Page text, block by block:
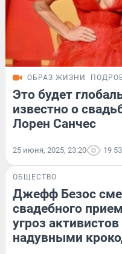
ОБРАЗ ЖИЗНИ
Это будет
известно о
Лорен Санчес
25 июня, 2025, 23:20 19
ОБЩЕСТВО
Джефф Безос
свадебного
угроз
надувными